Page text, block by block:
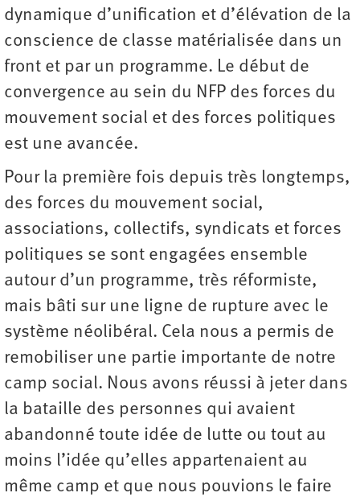
dynamique d’unification et d’élévation de la
conscience de classe matérialisée dans un
front et par un programme. Le début de
convergence au sein du NFP des forces du
mouvement social et des forces politiques
est une avancée.
Pour la première fois depuis très longtemps,
des forces du mouvement social,
associations, collectifs, syndicats et forces
politiques se sont engagées ensemble
autour d’un programme, très réformiste,
mais bâti sur une ligne de rupture avec le
système néolibéral. Cela nous a permis de
remobiliser une partie importante de notre
camp social. Nous avons réussi à jeter dans
la bataille des personnes qui avaient
abandonné toute idée de lutte ou tout au
moins l’idée qu’elles appartenaient au
même camp et que nous pouvions le faire